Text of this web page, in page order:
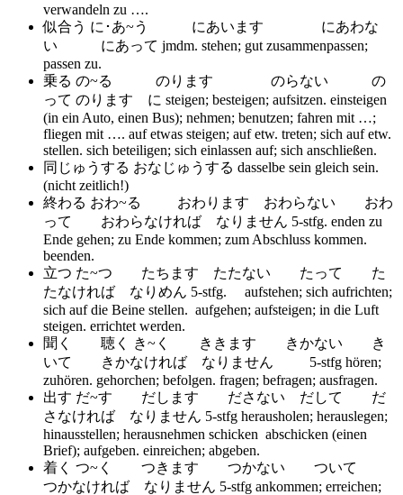
verwandeln zu ….
似合う に･あ~う にあいます にあわな
い にあって jmdm. stehen; gut zusammenpassen;
passen zu.
乗る の~る のります のらない の
って のります に steigen; besteigen; aufsitzen. einsteigen
(in ein Auto, einen Bus); nehmen; benutzen; fahren mit …;
fliegen mit …. auf etwas steigen; auf etw. treten; sich auf etw.
stellen. sich beteiligen; sich einlassen auf; sich anschließen.
同じゅうする おなじゅうする dasselbe sein gleich sein.
(nicht zeitlich!)
終わる おわ~る おわります おわらない おわ
って おわらなければ なりません 5-stfg. enden zu
Ende gehen; zu Ende kommen; zum Abschluss kommen.
beenden.
立つ た~つ たちます たたない たって た
たなければ なりめん 5-stfg. aufstehen; sich aufrichten;
sich auf die Beine stellen. aufgehen; aufsteigen; in die Luft
steigen. errichtet werden.
聞く 聴く き~く ききます きかない き
いて きかなければ なりません 5-stfg hören;
zuhören. gehorchen; befolgen. fragen; befragen; ausfragen.
出す だ~す だします ださない だして だ
さなければ なりません 5-stfg herausholen; herauslegen;
hinausstellen; herausnehmen schicken abschicken (einen
Brief); aufgeben. einreichen; abgeben.
着く つ~く つきます つかない ついて
つかなければ なりません 5-stfg ankommen; erreichen;